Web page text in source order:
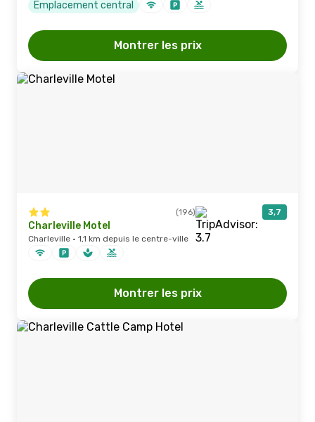
Emplacement central
Montrer les prix
(196) 3,7
Charleville Motel
Charleville · 1,1 km depuis le centre-ville
Montrer les prix